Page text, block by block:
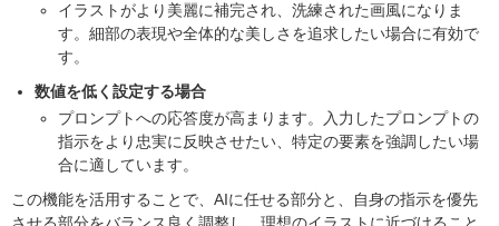
イラストがより美麗に補完され、洗練された画風になりま
す。細部の表現や全体的な美しさを追求したい場合に有効で
す。
数値を低く設定する場合
プロンプトへの応答度が高まります。入力したプロンプトの
指示をより忠実に反映させたい、特定の要素を強調したい場
合に適しています。
この機能を活用することで、AIに任せる部分と、自身の指示を優先